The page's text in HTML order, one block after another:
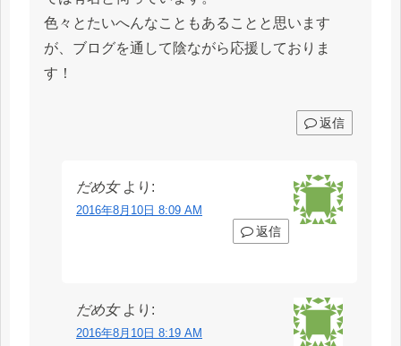
色々とたいへんなこともあることと思います
が、ブログを通して陰ながら応援しておりま
す！
返信
だめ女 より:
2016年8月10日 8:09 AM
返信
だめ女 より:
2016年8月10日 8:19 AM